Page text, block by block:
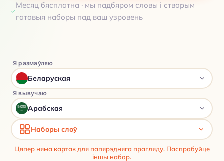
Месяц бясплатна · мы падбяром словы і створым
гатовыя наборы пад ваш узровень
Я размаўляю
Беларуская
Я вывучаю
Арабская
Наборы слоў
Цяпер няма картак для папярэдняга прагляду. Паспрабуйце
іншы набор.